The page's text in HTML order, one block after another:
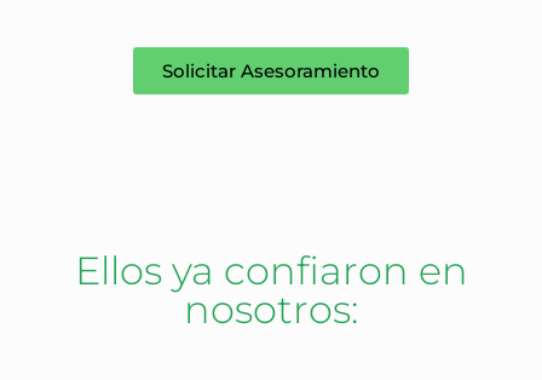
Solicitar Asesoramiento
Ellos ya confiaron en
nosotros: